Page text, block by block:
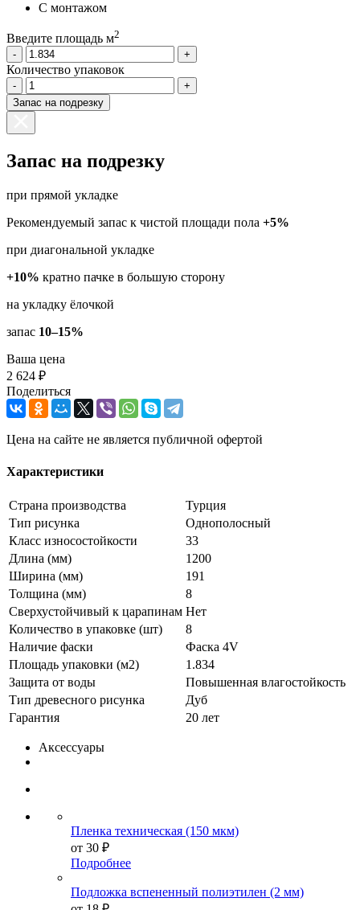
С монтажом
Введите площадь м2
-
+
Количество упаковок
-
+
Запас на подрезку
Запас на подрезку
при прямой укладке
Рекомендуемый запас к чистой площади пола +5%
при диагональной укладке
+10% кратно пачке в большую сторону
на укладку ёлочкой
запас 10–15%
Ваша цена
2 624 ₽
Поделиться
Цена на сайте не является публичной офертой
Характеристики
Страна производства
Турция
Тип рисунка
Однополосный
Класс износостойкости
33
Длина (мм)
1200
Ширина (мм)
191
Толщина (мм)
8
Сверхустойчивый к царапинам Нет
Количество в упаковке (шт)
8
Наличие фаски
Фаска 4V
Площадь упаковки (м2)
1.834
Защита от воды
Повышенная влагостойкость
Тип древесного рисунка
Дуб
Гарантия
20 лет
Аксессуары
Пленка техническая (150 мкм)
от 30 ₽
Подробнее
Подложка вспененный полиэтилен (2 мм)